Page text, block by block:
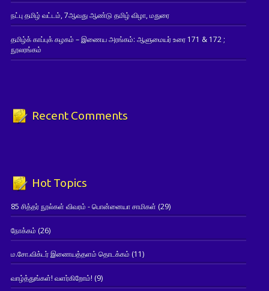
நட்பு தமிழ் வட்டம், 7ஆவது ஆண்டு தமிழ் விழா, மதுரை
தமிழ்க் காப்புக் கழகம் – இணைய அரங்கம்: ஆளுமையர் உரை 171 & 172 ;
நூலரங்கம்
Recent Comments
Hot Topics
85 சித்தர் நூல்கள் விவரம் - பொன்னையா சாமிகள் (29)
நோக்கம் (26)
ம.சோ.விக்டர் இணையத்தளம் தொடக்கம் (11)
வாழ்த்துங்கள்! வளர்கிறோம்! (9)